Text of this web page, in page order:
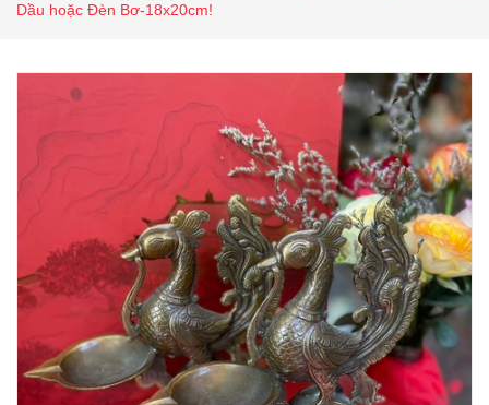
Dầu hoặc Đèn Bơ-18x20cm!